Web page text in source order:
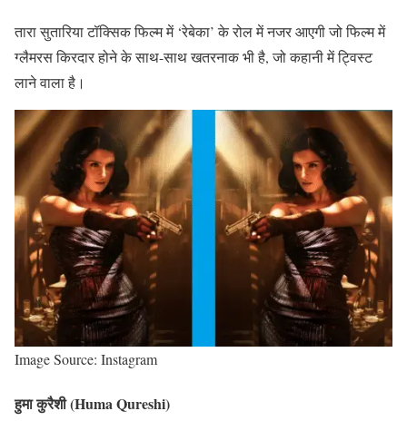
तारा सुतारिया टॉक्सिक फिल्म में ‘रेबेका’ के रोल में नजर आएगी जो फिल्म में
ग्लैमरस किरदार होने के साथ-साथ खतरनाक भी है, जो कहानी में ट्विस्ट
लाने वाला है।
Image Source: Instagram
हुमा कुरैशी (Huma Qureshi)